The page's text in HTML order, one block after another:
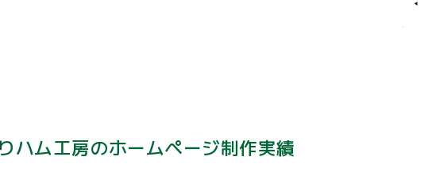
ハム工房のホームページ制作実績